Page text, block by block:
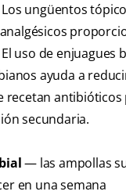
ungüentos
uso de enjuagues
ayuda a
recetan
secundaria.
— las ampollas
en una semana